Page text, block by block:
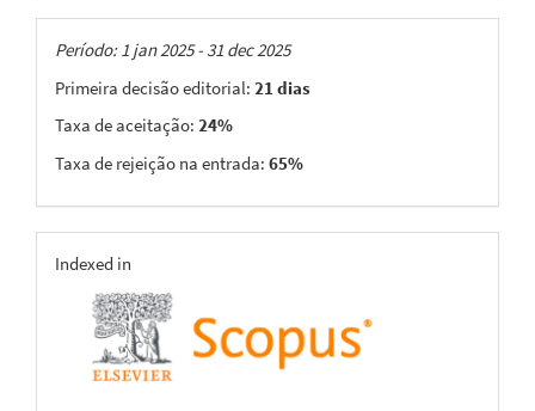
Taxas
Período: 1 jan 2025 - 31 dec 2025
Primeira decisão editorial: 21 dias
Taxa de aceitação: 24%
Taxa de rejeição na entrada: 65%
indexing
Indexed in